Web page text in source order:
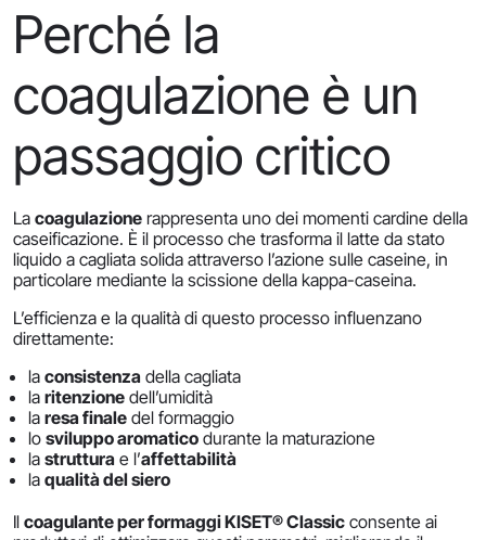
Perché la
coagulazione è un
passaggio critico
La coagulazione rappresenta uno dei momenti cardine della
caseificazione. È il processo che trasforma il latte da stato
liquido a cagliata solida attraverso l’azione sulle caseine, in
particolare mediante la scissione della kappa-caseina.
L’efficienza e la qualità di questo processo influenzano
direttamente:
laconsistenza della cagliata
laritenzione dell’umidità
laresa finale del formaggio
losviluppo aromatico durante la maturazione
lastruttura e l’affettabilità
laqualità del siero
Il coagulante per formaggi KISET® Classic consente ai